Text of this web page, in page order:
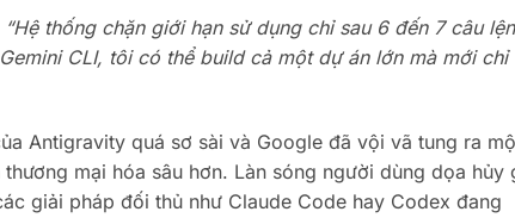
“Hệ thống chặn giới hạn sử dụng chỉ sau 6 đến 7 câu
CLI, tôi có thể build cả một dự án lớn mà mới chỉ
Antigravity quá sơ sài và Google đã vội vã tung ra
mại hóa sâu hơn. Làn sóng người dùng dọa hủy
giải pháp đối thủ như Claude Code hay Codex đang